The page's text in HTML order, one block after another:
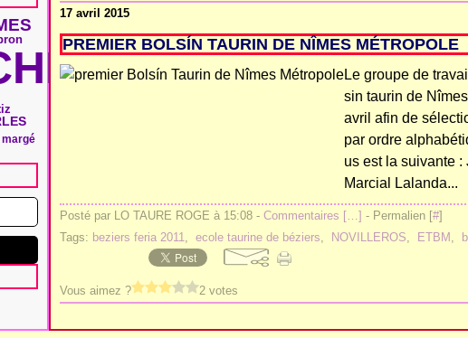
17 avril 2015
PREMIER BOLSÍN TAURIN DE NÎMES MÉTROPOLE
Le groupe de
sin taurin de
avril afin de
par ordre
us est la suivante
Marcial Lalanda...
Posté par LO TAURE ROGE à 15:08 - Commentaires […] - Permalien [#]
Tags: beziers feria 2011, ecole taurine de béziers, NOVILLEROS, ETBM ,
Vous aimez ? 2 votes